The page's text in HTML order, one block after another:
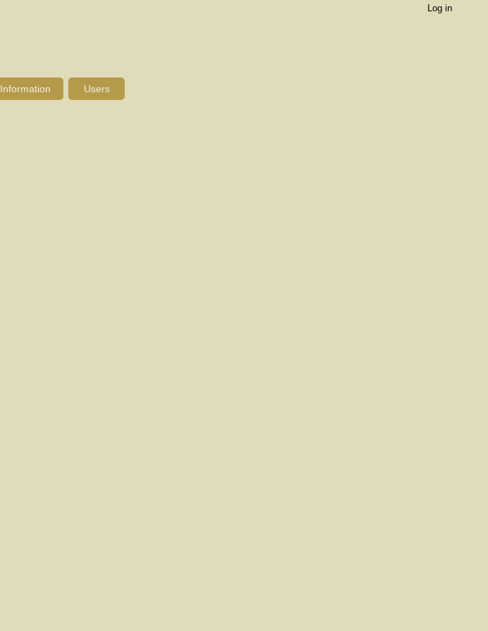
Log in
Information Users